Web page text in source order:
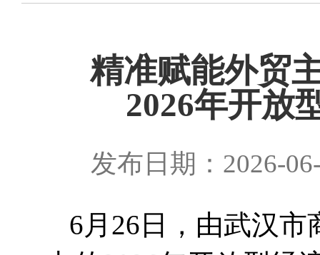
精准赋能外贸
2026年开放
发布日期：2026-
6月26日，由武汉